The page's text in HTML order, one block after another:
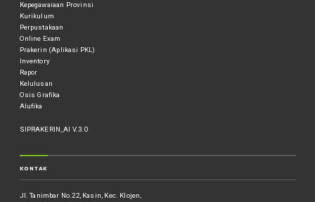
Kepegawaiaan Provinsi
Kurikulum
Perpustakaan
Online Exam
Prakerin (Aplikasi PKL)
Inventory
Rapor
Kelulusan
Osis Grafika
Alufika
SIPRAKERIN_AI V.3.0
KONTAK
Jl. Tanimbar No.22, Kasin, Kec. Klojen,